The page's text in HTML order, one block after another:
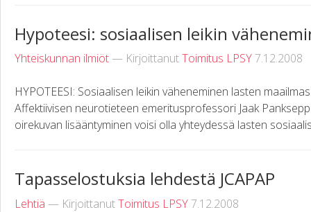
Hypoteesi: sosiaalisen leikin
Yhteiskunnan ilmiöt— KirjoittanutToimitus LPSY7.12.2008
HYPOTEESI: Sosiaalisen leikin väheneminen lasten
Affektiivisen neurotieteen emeritusprofessori Jaak
oirekuvan lisääntyminen voisi olla yhteydessä lasten
Tapasselostuksia lehdestä JCAPAP
Lehtiä — KirjoittanutToimitus LPSY7.12.2008